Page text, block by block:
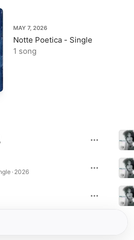
MAY 7, 2026
Notte Poetica - Single
1 song
· 2026